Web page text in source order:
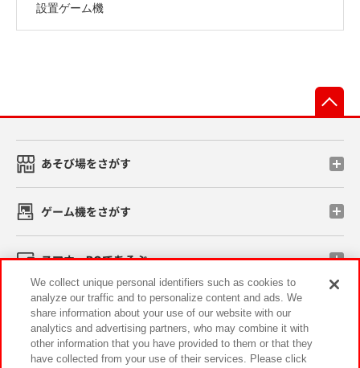
設置ゲーム機
あそび場をさがす
ゲーム機をさがす
スマホ・PCであそぶ
イベント・キャンペーン
We collect unique personal identifiers such as cookies to
analyze our traffic and to personalize content and ads. We
share information about your use of our website with our
analytics and advertising partners, who may combine it with
other information that you have provided to them or that they
have collected from your use of their services. Please click